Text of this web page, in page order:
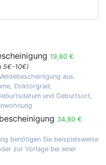
19,80 €
5€-10€)
aus.
Doktorgrad,
und Geburtsort,
34,80 €
benötigen Sie beispielsweise
zur Vorlage bei einer